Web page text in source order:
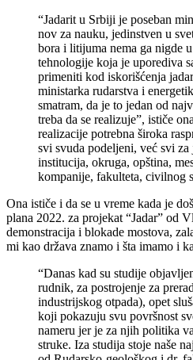
“Jadarit u Srbiji je poseban
nov za nauku, jedinstven u
bora i litijuma nema ga nigde
tehnologije koja je uporediva
primeniti kod iskorišćenja
ministarka rudarstva i
smatram, da je to jedan od
treba da se realizuje”, ističe
realizacije potrebna široka
svi svuda podeljeni, već svi za
institucija, okruga, opština,
kompanije, fakulteta, civilnog
Ona ističe i da se u vreme kada je
plana 2022. za projekat “Jadar” od
demonstracija i blokade mostova,
mi kao država znamo i šta imamo i
“Danas kad su studije
rudnik, za postrojenje za
industrijskog otpada), opet
koji pokazuju svu površnost
nameru jer je za njih politika
struke. Iza studija stoje naše